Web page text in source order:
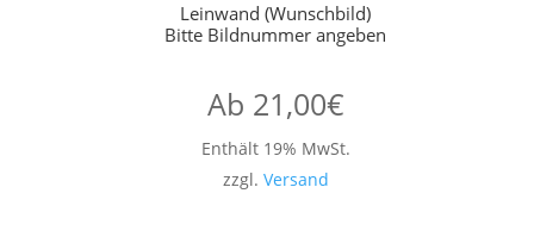
Leinwand (Wunschbild)
Bitte Bildnummer angeben
Ab 21,00€
Enthält 19% MwSt.
zzgl. Versand